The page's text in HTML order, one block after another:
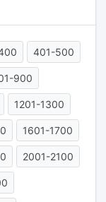
401-500
900
1201-1300
1601-1700
2001-2100